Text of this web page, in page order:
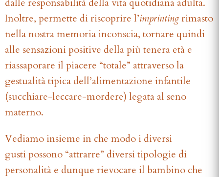
dalle responsabilità della vita quotidiana adulta.
Inoltre, permette di riscoprire l’imprintingrimasto
nella nostra memoria inconscia, tornare quindi
alle sensazioni positive della più tenera età e
riassaporare il piacere “totale” attraverso la
gestualità tipica dell’alimentazione infantile
(succhiare-leccare-mordere) legata al seno
materno.
Vediamo insieme in che modo i diversi
gusti possono “attrarre” diversi tipologie di
personalità e dunque rievocare il bambino che